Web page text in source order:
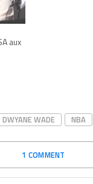
aux
DWYANE WADE NBA
1 COMMENT